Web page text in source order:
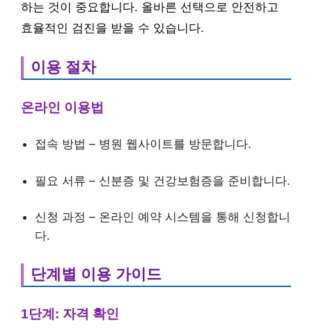
하는 것이 중요합니다. 올바른 선택으로 안전하고
효율적인 검진을 받을 수 있습니다.
이용 절차
온라인 이용법
접속 방법 – 병원 웹사이트를 방문합니다.
필요 서류 – 신분증 및 건강보험증을 준비합니다.
신청 과정 – 온라인 예약 시스템을 통해 신청합니
다.
단계별 이용 가이드
1단계: 자격 확인